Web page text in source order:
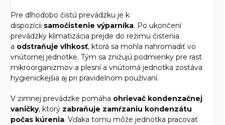
Pre dlhodobo čistú prevádzku je k
dispozícii samočistenie výparníka. Po ukončení
prevádzky klimatizácia prejde do režimu čistenia
a odstraňuje vlhkosť, ktorá sa mohla nahromadiť vo
vnútornej jednotke. Tým sa znižujú podmienky pre rast
mikroorganizmov a plesní a vnútorná jednotka zostáva
hygienickejšia aj pri pravidelnom používaní.
V zimnej prevádzke pomáha ohrievač kondenzačnej
vaničky, ktorý zabraňuje zamŕzaniu kondenzátu
počas kúrenia. Vďaka tomu môže jednotka pracovať